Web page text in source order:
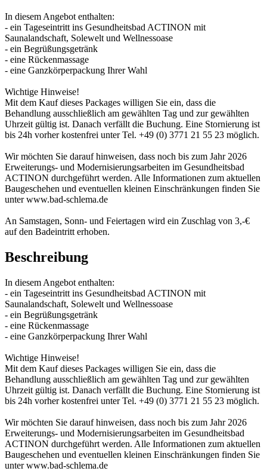
In diesem Angebot enthalten:
- ein Tageseintritt ins Gesundheitsbad ACTINON mit
Saunalandschaft, Solewelt und Wellnessoase
- ein Begrüßungsgetränk
- eine Rückenmassage
- eine Ganzkörperpackung Ihrer Wahl
Wichtige Hinweise!
Mit dem Kauf dieses Packages willigen Sie ein, dass die
Behandlung ausschließlich am gewählten Tag und zur gewählten
Uhrzeit gültig ist. Danach verfällt die Buchung. Eine Stornierung ist
bis 24h vorher kostenfrei unter Tel. +49 (0) 3771 21 55 23 möglich.
Wir möchten Sie darauf hinweisen, dass noch bis zum Jahr 2026
Erweiterungs- und Modernisierungsarbeiten im Gesundheitsbad
ACTINON durchgeführt werden. Alle Informationen zum aktuellen
Baugeschehen und eventuellen kleinen Einschränkungen finden Sie
unter www.bad-schlema.de
An Samstagen, Sonn- und Feiertagen wird ein Zuschlag von 3,-€
auf den Badeintritt erhoben.
Beschreibung
In diesem Angebot enthalten:
- ein Tageseintritt ins Gesundheitsbad ACTINON mit
Saunalandschaft, Solewelt und Wellnessoase
- ein Begrüßungsgetränk
- eine Rückenmassage
- eine Ganzkörperpackung Ihrer Wahl
Wichtige Hinweise!
Mit dem Kauf dieses Packages willigen Sie ein, dass die
Behandlung ausschließlich am gewählten Tag und zur gewählten
Uhrzeit gültig ist. Danach verfällt die Buchung. Eine Stornierung ist
bis 24h vorher kostenfrei unter Tel. +49 (0) 3771 21 55 23 möglich.
Wir möchten Sie darauf hinweisen, dass noch bis zum Jahr 2026
Erweiterungs- und Modernisierungsarbeiten im Gesundheitsbad
ACTINON durchgeführt werden. Alle Informationen zum aktuellen
Baugeschehen und eventuellen kleinen Einschränkungen finden Sie
unter www.bad-schlema.de